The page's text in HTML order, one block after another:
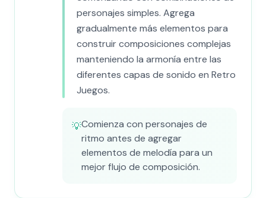
personajes simples. Agrega
gradualmente más elementos para
construir composiciones complejas
manteniendo la armonía entre las
diferentes capas de sonido en Retro
Juegos.
💡Comienza con personajes de
ritmo antes de agregar
elementos de melodía para un
mejor flujo de composición.